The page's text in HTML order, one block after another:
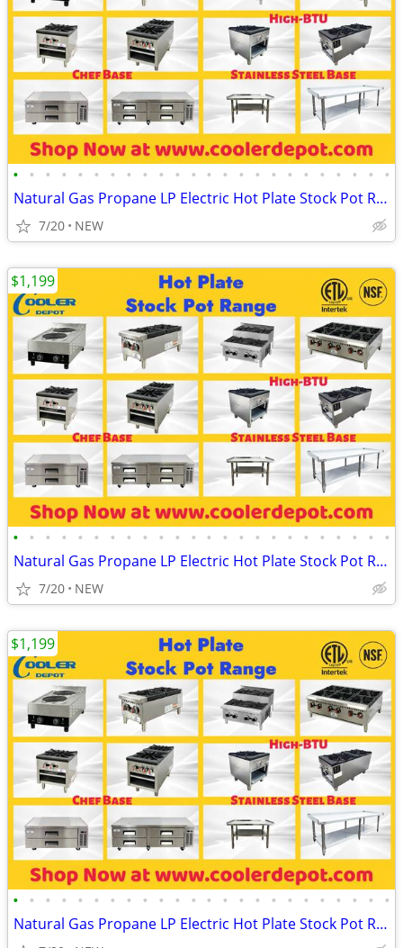
• • • • • • • • • • • • • • • • • • • • • • • •
Natural Gas Propane LP Electric Hot Plate Stock Pot Range
7/20 NEW
• • • • • • • • • • • • • • • • • • • • • • • •
Natural Gas Propane LP Electric Hot Plate Stock Pot Range
7/20 NEW
$1,199
• • • • • • • • • • • • • • • • • • • • • • • •
Natural Gas Propane LP Electric Hot Plate Stock Pot Range
$1,199